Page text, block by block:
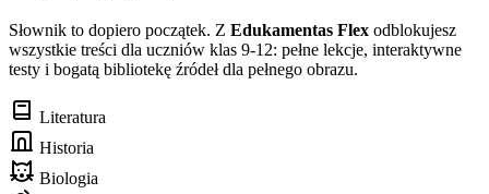
Słownik to dopiero początek. Z Edukamentas Flex odblokujesz
wszystkie treści dla uczniów klas 9-12: pełne lekcje, interaktywne
testy i bogatą bibliotekę źródeł dla pełnego obrazu.
Literatura
Historia
Biologia